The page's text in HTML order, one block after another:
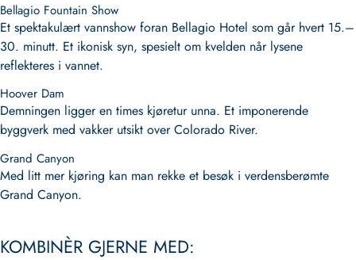
Bellagio Fountain Show
Et spektakulært vannshow foran Bellagio Hotel som går hvert 15.–
30. minutt. Et ikonisk syn, spesielt om kvelden når lysene
reflekteres i vannet.
Hoover Dam
Demningen ligger en times kjøretur unna. Et imponerende
byggverk med vakker utsikt over Colorado River.
Grand Canyon
Med litt mer kjøring kan man rekke et besøk i verdensberømte
Grand Canyon.
KOMBINÈR GJERNE MED: